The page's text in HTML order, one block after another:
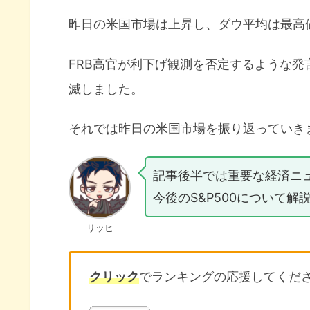
昨日の米国市場は上昇し、ダウ平均は最
FRB高官が利下げ観測を否定するような
滅しました。
それでは昨日の米国市場を振り返っていき
リッヒ
記事後半では重要な経済ニ
今後のS&P500について解
クリックでランキングの応援してくだ